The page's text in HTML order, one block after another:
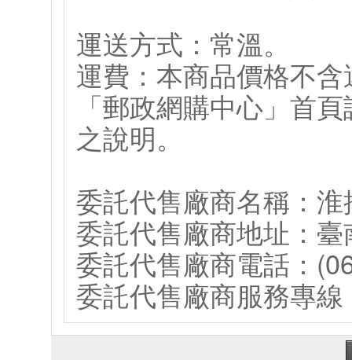
運送方式：常溫。
運費：本商品價格不
「郵政網購中心」首
之說明。
委託代售廠商名稱：
委託代售廠商地址：
委託代售廠商電話：
委託代售廠商服務專